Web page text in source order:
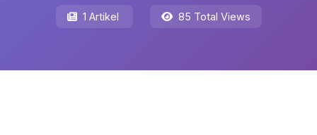
1 Artikel 85 Total Views